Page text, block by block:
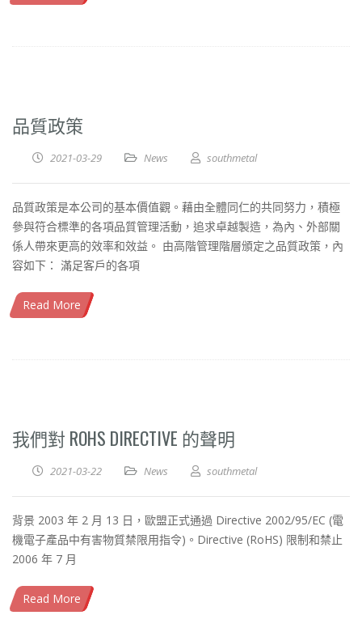
品質政策
2021-03-29 News southmetal
品質政策是本公司的基本價值觀。藉由全體同仁的共同努力，積極
參與符合標準的各項品質管理活動，追求卓越製造，為內、外部關
係人帶來更高的效率和效益。 由高階管理階層頒定之品質政策，內
容如下： 滿足客戶的各項
Read More
我們對 ROHS DIRECTIVE 的聲明
2021-03-22 News southmetal
背景 2003 年 2 月 13 日，歐盟正式通過 Directive 2002/95/EC (電
機電子產品中有害物質禁限用指令)。Directive (RoHS) 限制和禁止
2006 年 7 月
Read More